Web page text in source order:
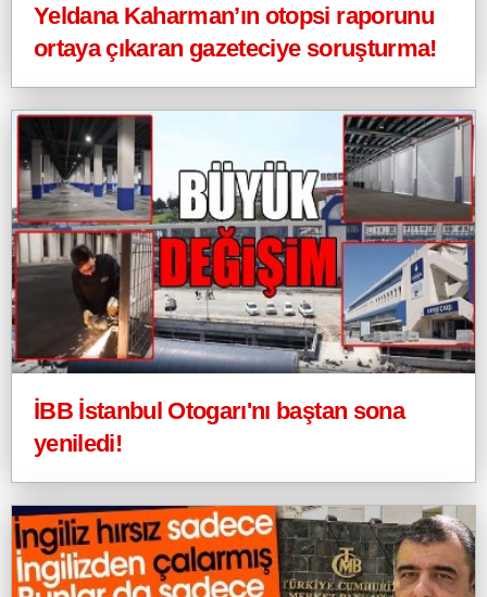
Yeldana Kaharman’ın otopsi raporunu
ortaya çıkaran gazeteciye soruşturma!
İBB İstanbul Otogarı'nı baştan sona
yeniledi!